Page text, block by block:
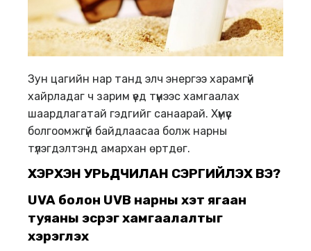
Зун цагийн нар танд элч энергээ харамгүй
хайрладаг ч зарим үед түүнээс хамгаалах
шаардлагатай гэдгийг санаарай. Хүмүүс
болгоомжгүй байдлаасаа болж нарны
түлэгдэлтэнд амархан өртдөг.
ХЭРХЭН УРЬДЧИЛАН СЭРГИЙЛЭХ ВЭ?
UVA болон UVB нарны хэт ягаан
туяаны эсрэг хамгаалалтыг
хэрэглэх